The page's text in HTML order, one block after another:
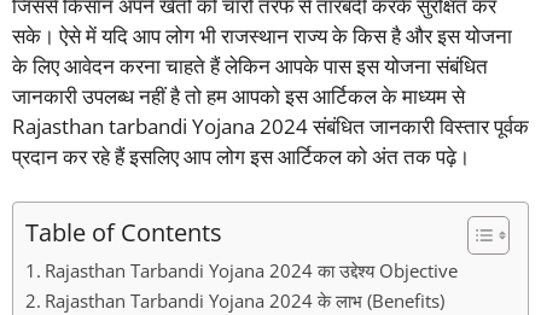
सके। ऐसे में यदि आप लोग भी राजस्थान राज्य के किस है और इस योजना
के लिए आवेदन करना चाहते हैं लेकिन आपके पास इस योजना संबंधित
जानकारी उपलब्ध नहीं है तो हम आपको इस आर्टिकल के माध्यम से
Rajasthan tarbandi Yojana 2024 संबंधित जानकारी विस्तार पूर्वक
प्रदान कर रहे हैं इसलिए आप लोग इस आर्टिकल को अंत तक पढ़े।
Table of Contents
Rajasthan Tarbandi Yojana 2024 का उद्देश्य Objective
Rajasthan Tarbandi Yojana 2024 के लाभ (Benefits)